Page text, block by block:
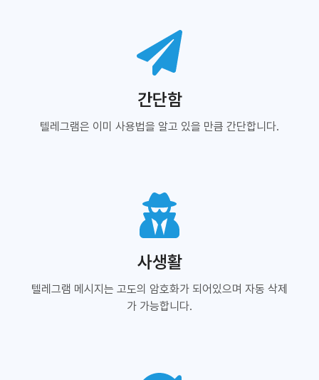
간단함
텔레그램은 이미 사용법을 알고 있을 만큼 간단합니다.
사생활
텔레그램 메시지는 고도의 암호화가 되어있으며 자동 삭제
가 가능합니다.